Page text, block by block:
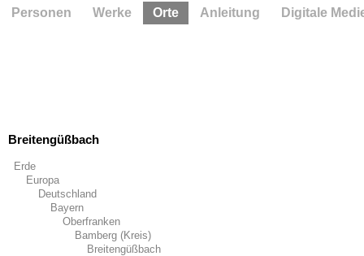
Breitengüßbach
Erde
Europa
Deutschland
Bayern
Oberfranken
Bamberg (Kreis)
Breitengüßbach
Personen Werke Orte Anleitung Digitale